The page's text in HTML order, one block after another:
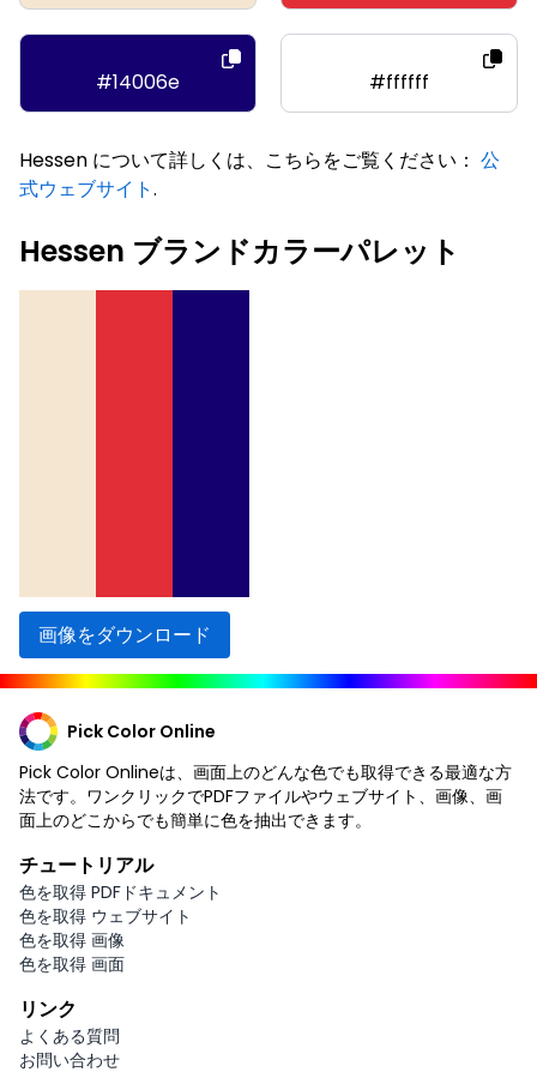
#14006e #ffffff
Hessen について詳しくは、こちらをご覧ください： 公
式ウェブサイト.
Hessen ブランドカラーパレット
画像をダウンロード
Pick Color Online
Pick Color Onlineは、画面上のどんな色でも取得できる最適な方
法です。ワンクリックでPDFファイルやウェブサイト、画像、画
面上のどこからでも簡単に色を抽出できます。
チュートリアル
色を取得 PDFドキュメント
色を取得 ウェブサイト
色を取得 画像
色を取得 画面
リンク
よくある質問
お問い合わせ